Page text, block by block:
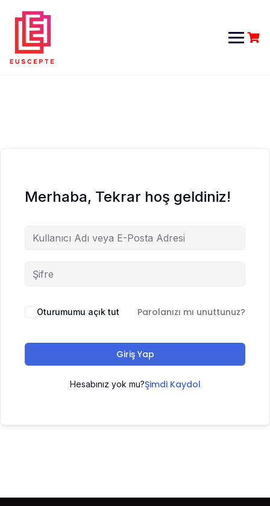
content
Merhaba, Tekrar hoş geldiniz!
Oturumumu açık tut Parolanızı mı unuttunuz?
Giriş Yap
Hesabınız yok mu?Şimdi Kaydol